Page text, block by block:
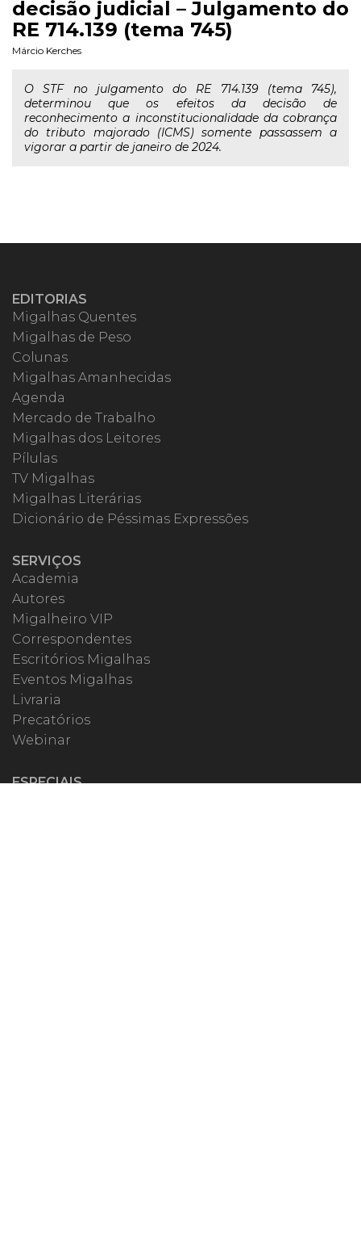
decisão judicial – Julgamento do
RE 714.139 (tema 745)
Márcio Kerches
O STF no julgamento do RE 714.139 (tema 745),
determinou que os efeitos da decisão de
reconhecimento a inconstitucionalidade da cobrança
do tributo majorado (ICMS) somente passassem a
vigorar a partir de janeiro de 2024.
EDITORIAS
Migalhas Quentes
Migalhas de Peso
Colunas
Migalhas Amanhecidas
Agenda
Mercado de Trabalho
Migalhas dos Leitores
Pílulas
TV Migalhas
Migalhas Literárias
Dicionário de Péssimas Expressões
SERVIÇOS
Academia
Autores
Migalheiro VIP
Correspondentes
Escritórios Migalhas
Eventos Migalhas
Livraria
Precatórios
Webinar
ESPECIAIS